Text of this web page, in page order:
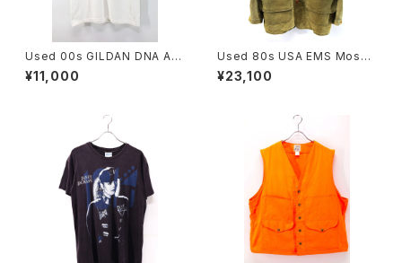
Used 00s GILDAN DNA Art
Graphic T-Shirt Size L 古着
¥11,000
Used 80s USA EMS Moss
Green Duck Cotton Huntin
g Field Jacket Size L 古着
¥23,100